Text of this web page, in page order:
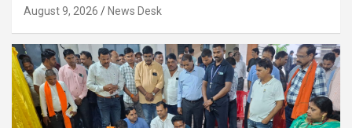
August 9, 2026 News Desk